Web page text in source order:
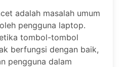
adalah masalah umum
pengguna laptop.
tombol-tombol
berfungsi dengan baik,
pengguna dalam